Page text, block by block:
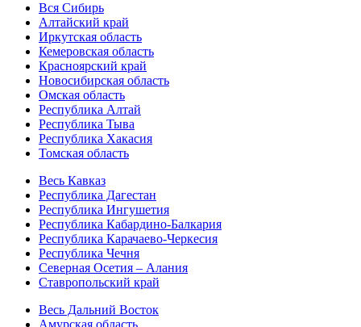
Вся Сибирь
Алтайский край
Иркутская область
Кемеровская область
Красноярский край
Новосибирская область
Омская область
Республика Алтай
Республика Тыва
Республика Хакасия
Томская область
Весь Кавказ
Республика Дагестан
Республика Ингушетия
Республика Кабардино-Балкария
Республика Карачаево-Черкесия
Республика Чечня
Северная Осетия – Алания
Ставропольский край
Весь Дальний Восток
Амурская область